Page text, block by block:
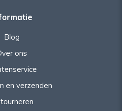
Blog
ons
en verzenden